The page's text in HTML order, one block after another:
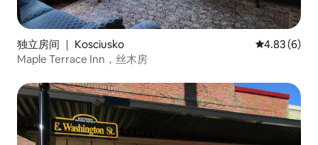
独立房间 ｜ Kosciusko 平均评分
4.83 (6)
Maple Terrace Inn，丝木房